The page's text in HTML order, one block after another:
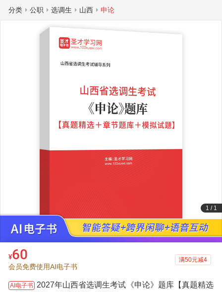
分类 公职 选调生 山西 申论
1 / 1
¥60
会员免费使用AI电子书
满50元减4
AI电子书 2027年山西省选调生考试《申论》题库【真题精选